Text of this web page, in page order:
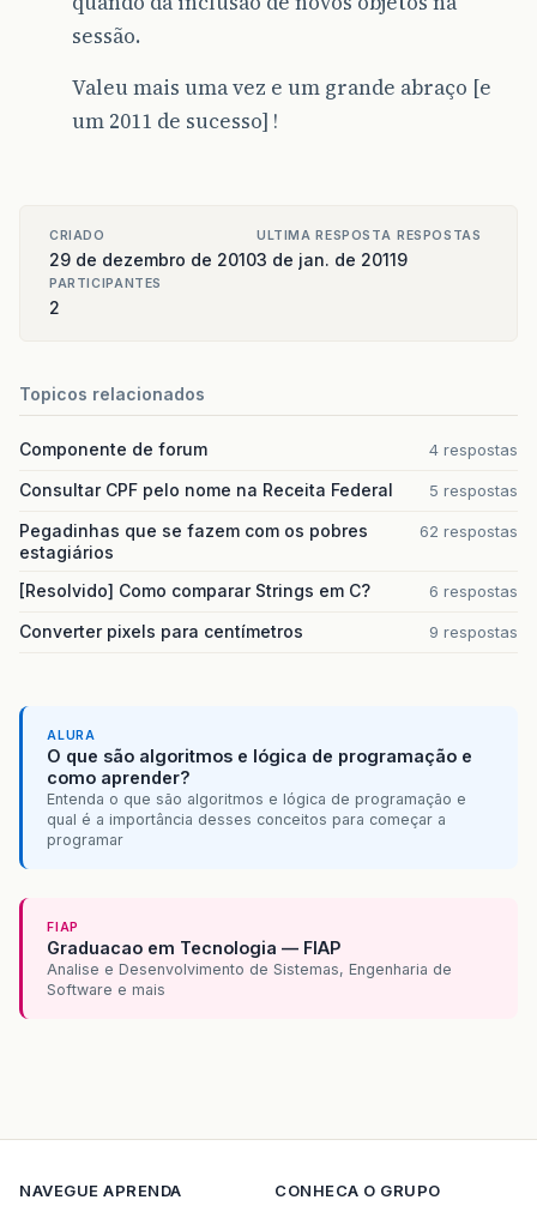
sessão.
Valeu mais uma vez e um grande abraço [e
um 2011 de sucesso] !
CRIADO
29 de dezembro de 2010
ULTIMA RESPOSTA
3 de jan. de 2011
RESPOSTAS
9
PARTICIPANTES
2
Topicos relacionados
Componente de forum 4 respostas
Consultar CPF pelo nome na Receita Federal 5 respostas
Pegadinhas que se fazem com os pobres
estagiários
62 respostas
[Resolvido] Como comparar Strings em C? 6 respostas
Converter pixels para centímetros 9 respostas
ALURA
O que são algoritmos e lógica de programação e
como aprender?
Entenda o que são algoritmos e lógica de programação e
qual é a importância desses conceitos para começar a
programar
FIAP
Graduacao em Tecnologia — FIAP
Analise e Desenvolvimento de Sistemas, Engenharia de
Software e mais
NAVEGUE APRENDA
CONHECA O GRUPO